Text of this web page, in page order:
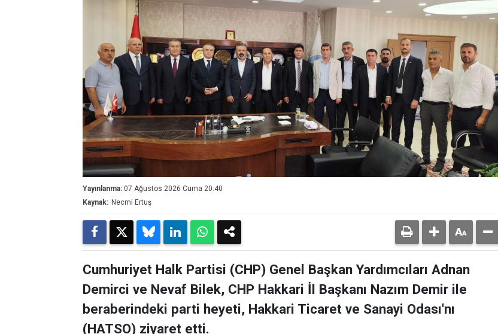
Yayınlanma: 07 Ağustos 2026 Cuma 20:40
Kaynak: Necmi Ertuş
Cumhuriyet Halk Partisi (CHP) Genel Başkan Yardımcıları Adnan
Demirci ve Nevaf Bilek, CHP Hakkari İl Başkanı Nazım Demir ile
beraberindeki parti heyeti, Hakkari Ticaret ve Sanayi Odası'nı
(HATSO) ziyaret etti.